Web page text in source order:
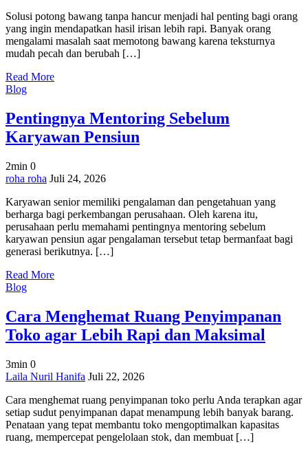
Potong
Bawang
Tanpa
Hancur
Hasil
Irisan
Rapi
Solusi potong bawang tanpa hancur menjadi hal penting bagi orang
yang ingin mendapatkan hasil irisan lebih rapi. Banyak orang
mengalami masalah saat memotong bawang karena teksturnya
mudah pecah dan berubah […]
Read More
Blog
Pentingnya Mentoring Sebelum
Karyawan Pensiun
2min 0
on
Mentoring
Sebelum
Karyawan
Pensiun
roha roha Juli 24, 2026
Karyawan senior memiliki pengalaman dan pengetahuan yang
berharga bagi perkembangan perusahaan. Oleh karena itu,
perusahaan perlu memahami pentingnya mentoring sebelum
karyawan pensiun agar pengalaman tersebut tetap bermanfaat bagi
generasi berikutnya. […]
Read More
Blog
Cara Menghemat Ruang Penyimpanan
Toko agar Lebih Rapi dan Maksimal
3min 0
on
Menghemat
Ruang
Penyimpanan
Toko
Laila Nuril Hanifa Juli 22, 2026
Cara menghemat ruang penyimpanan toko perlu Anda terapkan agar
setiap sudut penyimpanan dapat menampung lebih banyak barang.
Penataan yang tepat membantu toko mengoptimalkan kapasitas
ruang, mempercepat pengelolaan stok, dan membuat […]